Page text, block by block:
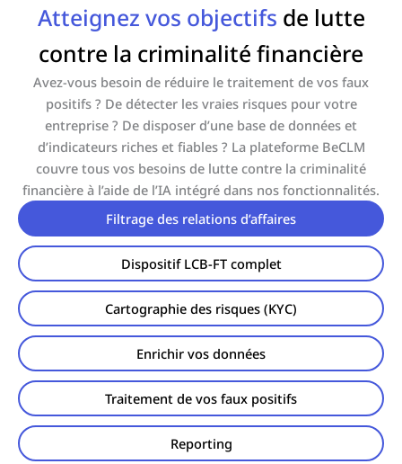
Atteignez vos objectifs de lutte
contre la criminalité financière
Avez-vous besoin de réduire le traitement de vos faux
positifs ? De détecter les vraies risques pour votre
entreprise ? De disposer d’une base de données et
d’indicateurs riches et fiables ? La plateforme BeCLM
couvre tous vos besoins de lutte contre la criminalité
financière à l’aide de l’IA intégré dans nos fonctionnalités.
Filtrage des relations d’affaires
Dispositif LCB-FT complet
Cartographie des risques (KYC)
Enrichir vos données
Traitement de vos faux positifs
Reporting